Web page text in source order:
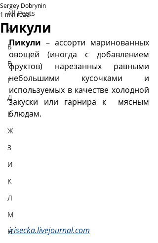
All Posts
А
Б
В
Г
Д
Е
Ж
З
И
К
Л
М
Н
Пикули
Sergey Dobrynin
1 min read
Пикули – ассорти маринованных
овощей (иногда с добавлением
фруктов) нарезанных равными
небольшими кусочками и
используемых в качестве холодной
закуски или гарнира к  мясным
блюдам.
irisecka.livejournal.com